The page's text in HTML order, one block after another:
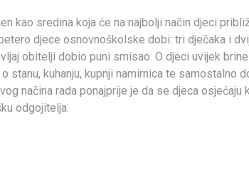
kao sredina koja će na najbolji način djeci
djece osnovnoškolske dobi: tri dječaka i
obitelji dobio puni smisao. O djeci uvijek
stanu, kuhanju, kupnji namirnica te samostalno
načina rada ponajprije je da se djeca
odgojitelja.